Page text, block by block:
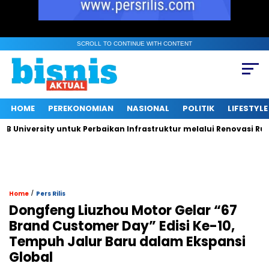
SCROLL TO CONTINUE WITH CONTENT
HOME PEREKONOMIAN NASIONAL POLITIK LIFESTYLE
untuk Perbaikan Infrastruktur melalui Renovasi Ruang
Home / Pers Rilis
Dongfeng Liuzhou Motor Gelar “67
Brand Customer Day” Edisi Ke-10,
Tempuh Jalur Baru dalam Ekspansi
Global